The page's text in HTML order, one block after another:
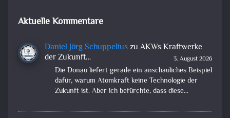
Aktuelle Kommentare
Daniel Jörg Schuppeliuszu AKWs Kraftwerke
der Zukunft…
3. August 2026
Die Donau liefert gerade ein anschauliches Beispiel
dafür, warum Atomkraft keine Technologie der
Zukunft ist. Aber ich befürchte, dass diese…